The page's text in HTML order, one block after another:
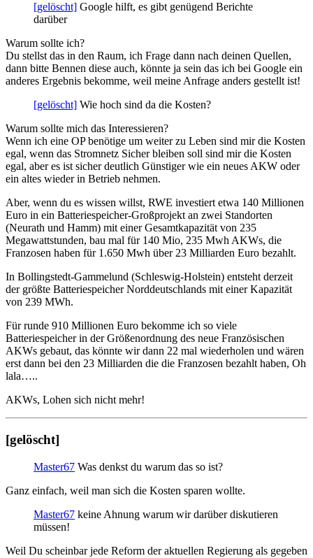
[gelöscht] Google hilft, es gibt genügend Berichte
darüber
Warum sollte ich?
Du stellst das in den Raum, ich Frage dann nach deinen Quellen,
dann bitte Bennen diese auch, könnte ja sein das ich bei Google ein
anderes Ergebnis bekomme, weil meine Anfrage anders gestellt ist!
[gelöscht] Wie hoch sind da die Kosten?
Warum sollte mich das Interessieren?
Wenn ich eine OP benötige um weiter zu Leben sind mir die Kosten
egal, wenn das Stromnetz Sicher bleiben soll sind mir die Kosten
egal, aber es ist sicher deutlich Günstiger wie ein neues AKW oder
ein altes wieder in Betrieb nehmen.
Aber, wenn du es wissen willst, RWE investiert etwa 140 Millionen
Euro in ein Batteriespeicher-Großprojekt an zwei Standorten
(Neurath und Hamm) mit einer Gesamtkapazität von 235
Megawattstunden, bau mal für 140 Mio, 235 Mwh AKWs, die
Franzosen haben für 1.650 Mwh über 23 Milliarden Euro bezahlt.
In Bollingstedt-Gammelund (Schleswig-Holstein) entsteht derzeit
der größte Batteriespeicher Norddeutschlands mit einer Kapazität
von 239 MWh.
Für runde 910 Millionen Euro bekomme ich so viele
Batteriespeicher in der Größenordnung des neue Französischen
AKWs gebaut, das könnte wir dann 22 mal wiederholen und wären
erst dann bei den 23 Milliarden die die Franzosen bezahlt haben, Oh
lala…..
AKWs, Lohen sich nicht mehr!
[gelöscht]
Master67 Was denkst du warum das so ist?
Ganz einfach, weil man sich die Kosten sparen wollte.
Master67 keine Ahnung warum wir darüber diskutieren
müssen!
Weil Du scheinbar jede Reform der aktuellen Regierung als gegeben